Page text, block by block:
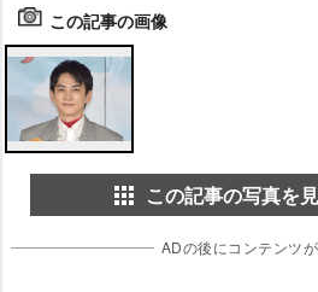
この記事の画像
この記事の写真を
ADの後にコンテンツ